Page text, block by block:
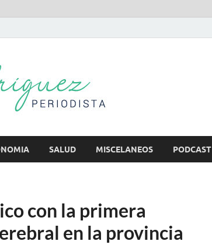
SALUD MISCELANEOS PODCAST
con la primera
en la provincia